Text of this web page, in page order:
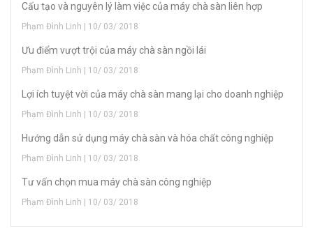
Cấu tạo và nguyên lý làm việc của máy chà sàn liên hợp
Phạm Đình Linh | 10/ 03/ 2018
Ưu điểm vượt trội của máy chà sàn ngồi lái
Phạm Đình Linh | 10/ 03/ 2018
Lợi ích tuyệt vời của máy chà sàn mang lại cho doanh nghiệp
Phạm Đình Linh | 10/ 03/ 2018
Hướng dẫn sử dụng máy chà sàn và hóa chất công nghiệp
Phạm Đình Linh | 10/ 03/ 2018
Tư vấn chọn mua máy chà sàn công nghiệp
Phạm Đình Linh | 10/ 03/ 2018